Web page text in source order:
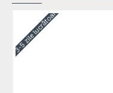
3-5 zile lucrătoare